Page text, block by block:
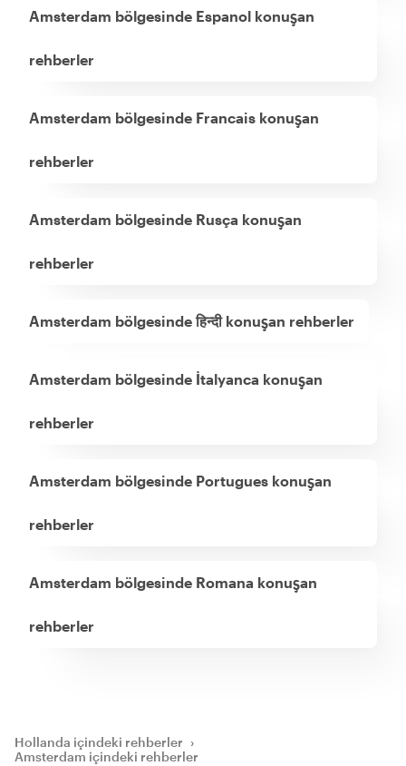
Amsterdam bölgesinde Espanol konuşan
rehberler
Amsterdam bölgesinde Francais konuşan
rehberler
Amsterdam bölgesinde Rusça konuşan
rehberler
Amsterdam bölgesinde हिन्दी konuşan rehberler
Amsterdam bölgesinde İtalyanca konuşan
rehberler
Amsterdam bölgesinde Portugues konuşan
rehberler
Amsterdam bölgesinde Romana konuşan
rehberler
Hollanda içindeki rehberler ›
Amsterdam içindeki rehberler